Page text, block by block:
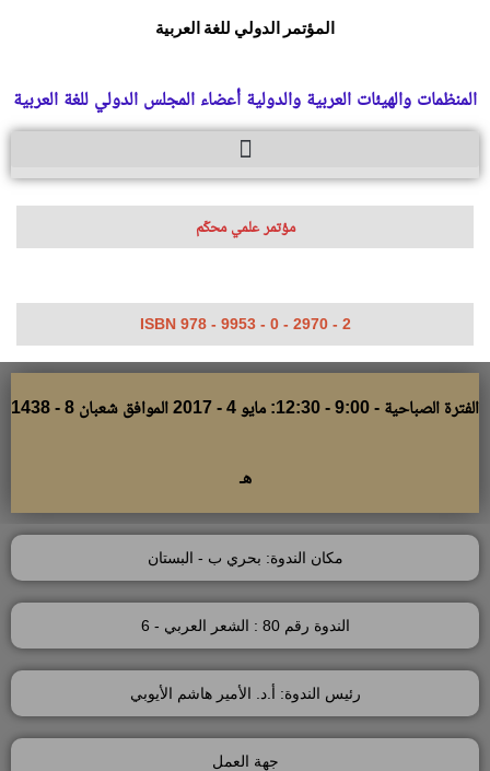
المؤتمر الدولي للغة العربية
المنظمات والهيئات العربية والدولية أعضاء المجلس الدولي للغة العربية
مؤتمر علمي محكّم
ISBN 978 - 9953 - 0 - 2970 - 2
الفترة الصباحية - 9:00 - 12:30: مايو 4 - 2017 الموافق شعبان 8 - 1438
هـ
مكان الندوة: بحري ب - البستان
الندوة رقم 80 : الشعر العربي - 6
رئيس الندوة: أ.د. الأمير هاشم الأيوبي
جهة العمل